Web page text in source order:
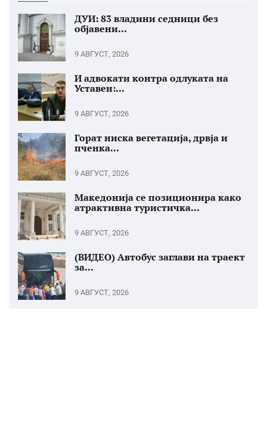
ДУИ: 83 владини седници без
објавени...
9 АВГУСТ, 2026
И адвокати контра одлуката на
Уставен:...
9 АВГУСТ, 2026
Горат ниска вегетација, дрвја и
пченка...
9 АВГУСТ, 2026
Македонија се позиционира како
атрактивна туристичка...
9 АВГУСТ, 2026
(ВИДЕО) Автобус заглави на траект
за...
9 АВГУСТ, 2026